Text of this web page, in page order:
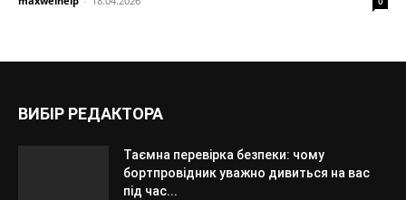
ВИБІР РЕДАКТОРА
Таємна перевірка безпеки: чому
бортпровідник уважно дивиться на вас
під час...